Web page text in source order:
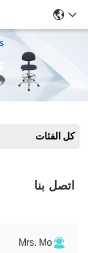
كل الفئات
اتصل بنا
Mrs. Mo